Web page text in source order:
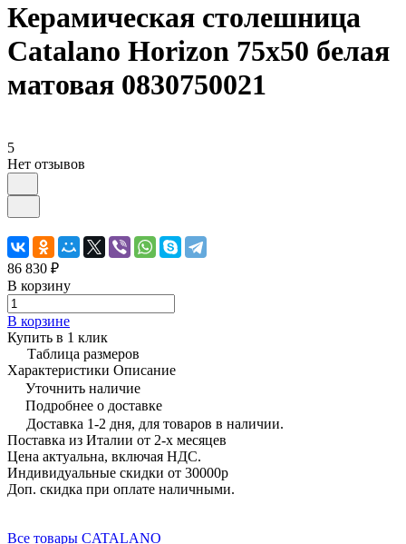
Керамическая столешница
Catalano Horizon 75x50 белая
матовая 0830750021
5
Нет отзывов
86 830 ₽
В корзину
В корзине
Купить в 1 клик
Таблица размеров
Характеристики Описание
Уточнить наличие
Подробнее о доставке
Доставка 1-2 дня, для товаров в наличии.
Поставка из Италии от 2-х месяцев
Цена актуальна, включая НДС.
Индивидуальные скидки от 30000р
Доп. скидка при оплате наличными.
Все товары CATALANO